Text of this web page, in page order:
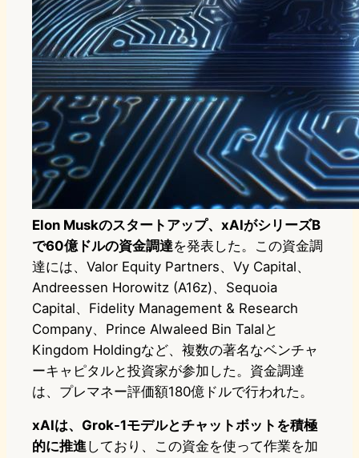
Elon Muskのスタートアップ、xAIがシリーズB
で60億ドルの資金調達を発表した。この資金調
達には、Valor Equity Partners、Vy Capital、
Andreessen Horowitz (A16z)、Sequoia
Capital、Fidelity Management & Research
Company、Prince Alwaleed Bin Talalと
Kingdom Holdingなど、複数の著名なベンチャ
ーキャピタルと投資家が参加した。資金調達
は、プレマネー評価額180億ドルで行われた。
xAIは、Grok-1モデルとチャットボットを積極
的に推進しており、この資金を使って作業を加